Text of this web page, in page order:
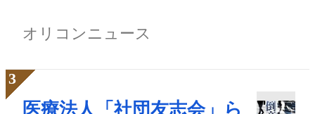
オリコンニュース
医療法人「社団友志会」ら